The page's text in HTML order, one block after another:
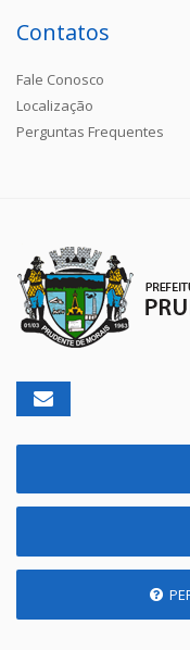
Contatos
Fale Conosco
Localização
Perguntas Frequentes